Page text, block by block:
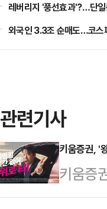
레버리지 '풍선효과'?…단
외국인 3.3조 순매도…코
관련기사
키움증권, '
키움증
타’를